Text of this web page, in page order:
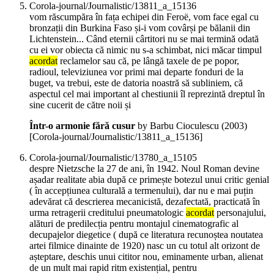
Corola-journal/Journalistic/13811_a_15136
vom răscumpăra în fața echipei din Feroë, vom face egal cu
bronzații din Burkina Faso și-i vom covârși pe bălanii din
Lichtenstein... Când eternii cârtitori nu se mai termină odată
cu ei vor obiecta că nimic nu s-a schimbat, nici măcar timpul
acordatreclamelor sau că, pe lângă taxele de pe popor,
radioul, televiziunea vor primi mai departe fonduri de la
buget, va trebui, este de datoria noastră să subliniem, că
aspectul cel mai important al chestiunii îl reprezintă dreptul în
sine cucerit de către noii și
Într-o armonie fără cusur by Barbu Cioculescu (2003)
[Corola-journal/Journalistic/13811_a_15136]
Corola-journal/Journalistic/13780_a_15105
despre Nietzsche la 27 de ani, în 1942. Noul Roman devine
așadar realitate abia după ce primește botezul unui critic genial
( în accepțiunea culturală a termenului), dar nu e mai puțin
adevărat că descrierea mecanicistă, dezafectată, practicată în
urma retragerii creditului pneumatologic acordatpersonajului,
alături de predilecția pentru montajul cinematografic al
decupajelor diegetice ( după ce literatura recunoștea noutatea
artei filmice dinainte de 1920) nasc un cu totul alt orizont de
așteptare, deschis unui cititor nou, eminamente urban, alienat
de un mult mai rapid ritm existențial, pentru